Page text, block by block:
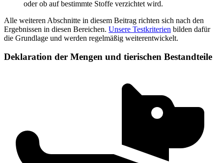
oder ob auf bestimmte Stoffe verzichtet wird.
Alle weiteren Abschnitte in diesem Beitrag richten sich nach den
Ergebnissen in diesen Bereichen. Unsere Testkriterien bilden dafür
die Grundlage und werden regelmäßig weiterentwickelt.
Deklaration der Mengen und tierischen Bestandteile